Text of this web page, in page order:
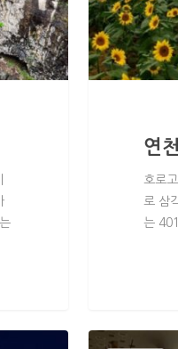
연
호로
로 삼
는